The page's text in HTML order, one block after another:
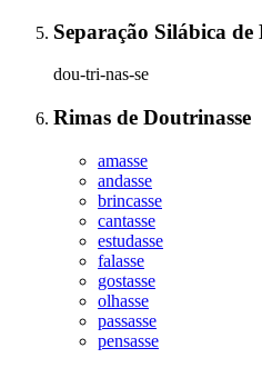
Separação Silábica de
dou-tri-nas-se
Rimas de Doutrinasse
amasse
andasse
brincasse
cantasse
estudasse
falasse
gostasse
olhasse
passasse
pensasse